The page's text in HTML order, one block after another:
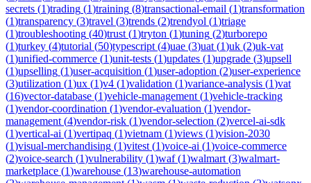
secrets (1)trading (1)training (8)transactional-email (1)transformation
(1)transparency (3)travel (3)trends (2)trendyol (1)triage
(1)troubleshooting (40)trust (1)tryton (1)tuning (2)turborepo
(1)turkey (4)tutorial (50)typescript (4)uae (3)uat (1)uk (2)uk-vat
(1)unified-commerce (1)unit-tests (1)updates (1)upgrade (3)upsell
(1)upselling (1)user-acquisition (1)user-adoption (2)user-experience
(3)utilization (1)ux (1)v4 (1)validation (1)variance-analysis (1)vat
(16)vector-database (1)vehicle-management (1)vehicle-tracking
(1)vendor-coordination (1)vendor-evaluation (1)vendor-
management (4)vendor-risk (1)vendor-selection (2)vercel-ai-sdk
(1)vertical-ai (1)vertipaq (1)vietnam (1)views (1)vision-2030
(1)visual-merchandising (1)vitest (1)voice-ai (1)voice-commerce
(2)voice-search (1)vulnerability (1)waf(1)walmart (3)walmart-
marketplace (1)warehouse (13)warehouse-automation